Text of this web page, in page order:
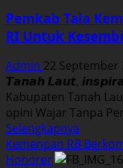
Negeri
Tanah
Pemkab Tala
RI Untuk
Admin 22 September
𝙏𝙖𝙣𝙖𝙝 𝙇𝙖𝙪𝙩,
Kabupaten Tanah
opini Wajar Tanpa
Selengkapnya
more
about
Kemenpan RB
Honorer